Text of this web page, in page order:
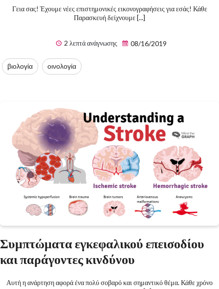
Γεια σας! Έχουμε νέες επιστημονικές εικονογραφήσεις για εσάς! Κάθε
Παρασκευή δείχνουμε [...]
2 λεπτά ανάγνωσης 08/16/2019
βιολογία οινολογία
Συμπτώματα εγκεφαλικού επεισοδίου
και παράγοντες κινδύνου
Αυτή η ανάρτηση αφορά ένα πολύ σοβαρό και σημαντικό θέμα. Κάθε χρόνο